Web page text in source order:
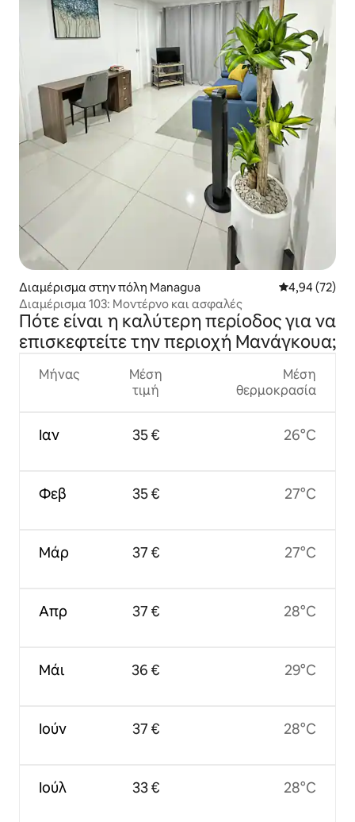
Διαμέρισμα στην πόλη Managua Μέση
4,94 (72)
Διαμέρισμα 103: Μοντέρνο και ασφαλές
Πότε είναι η καλύτερη περίοδος για να
επισκεφτείτε την περιοχή Μανάγκουα;
Μήνας
Ιαν
Φεβ
Μάρ
Απρ
Μάι
Ιούν
Ιούλ
Μέση
τιμή
35 €
35 €
37 €
37 €
36 €
37 €
33 €
Μέση
θερμοκρασία
26°C
27°C
27°C
28°C
29°C
28°C
28°C